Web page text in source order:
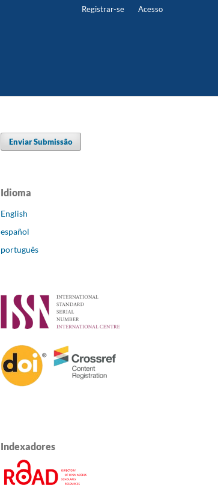
Registrar-se Acesso
Enviar Submissão
Idioma
English
español
português
Indexadores